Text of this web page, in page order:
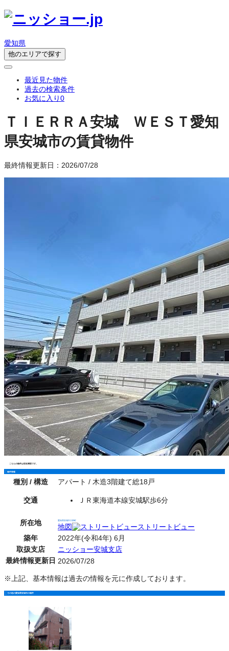
愛知県
他のエリアで探す
最近見た物件
過去の検索条件
お気に入り0
ＴＩＥＲＲＡ安城 ＷＥＳＴ 愛知
県安城市の賃貸物件
最終情報更新日：2026/07/28
こちらの物件は現在満室です。
物件情報
種別 / 構造 アパート / 木造3階建て総18戸
交通 ＪＲ東海道本線安城駅歩6分
所在地 愛知県安城市大東町
地図
ストリートビュー
築年
2022年(令和4年) 6月
取扱支店
ニッショー安城支店
最終情報更新日 2026/07/28
※上記、基本情報は過去の情報を元に作成しております。
その他の愛知県安城市の物件